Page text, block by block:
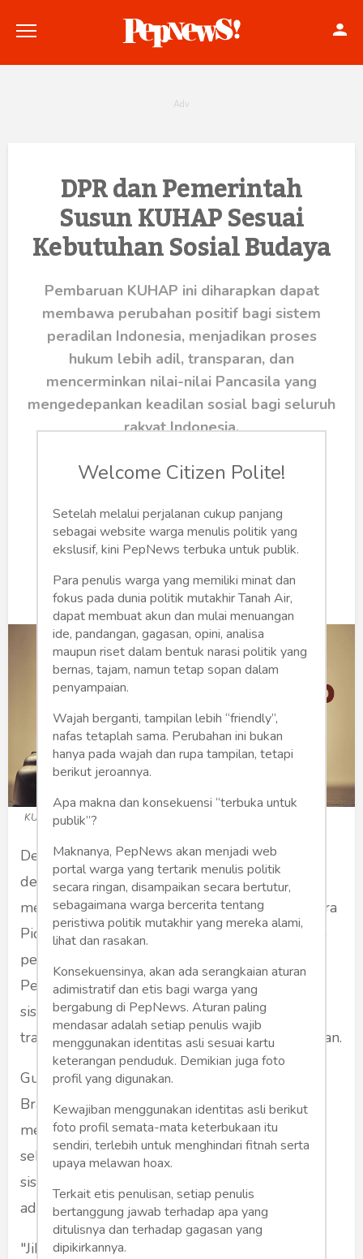
Politik
Konstitusi
Hankam
Internasional
Bisnis
Humaniora
Sketsa
Wisata
Wanita
DPR dan Pemerintah
Susun KUHAP Sesuai
Kebutuhan Sosial Budaya
Pembaruan KUHAP ini diharapkan dapat
membawa perubahan positif bagi sistem
peradilan Indonesia, menjadikan proses
hukum lebih adil, transparan, dan
mencerminkan nilai-nilai Pancasila yang
mengedepankan keadilan sosial bagi seluruh
rakyat Indonesia.
Kamis, 15 Mei 2025 | 22:54 WIB
0 99
KUHAP
Dewan Perwakilan Rakyat (DPR) bersama
dengan Pemerintah berkomitmen untuk
menyusun Kitab Undang-Undang Hukum Acara
Pidana (KUHAP) agar lebih responsif terhadap
perkembangan sosial dan budaya masyarakat.
Pembaruan ini bertujuan untuk menciptakan
sistem peradilan pidana yang lebih adil,
transparan, dan sesuai dengan kebutuhan zaman.
Guru Besar Fakultas Hukum Universitas
Brawijaya (UB) Prof Dr I Nyoman Nurjaya
mengatakan pentingnya pembaruan KUHAP
sebagai langkah strategis untuk menciptakan
sistem penegakan hukum yang bermartabat,
adil, dan berintegritas.
"Jika kita ingin penegakan hukum yang
Welcome Citizen Polite!
Setelah melalui perjalanan cukup panjang
sebagai website warga menulis politik yang
ekslusif, kini PepNews terbuka untuk publik.
Para penulis warga yang memiliki minat dan
fokus pada dunia politik mutakhir Tanah Air,
dapat membuat akun dan mulai menuangan
ide, pandangan, gagasan, opini, analisa
maupun riset dalam bentuk narasi politik yang
bernas, tajam, namun tetap sopan dalam
penyampaian.
Wajah berganti, tampilan lebih “friendly”,
nafas tetaplah sama. Perubahan ini bukan
hanya pada wajah dan rupa tampilan, tetapi
berikut jeroannya.
Apa makna dan konsekuensi “terbuka untuk
publik”?
Maknanya, PepNews akan menjadi web
portal warga yang tertarik menulis politik
secara ringan, disampaikan secara bertutur,
sebagaimana warga bercerita tentang
peristiwa politik mutakhir yang mereka alami,
lihat dan rasakan.
Konsekuensinya, akan ada serangkaian aturan
adimistratif dan etis bagi warga yang
bergabung di PepNews. Aturan paling
mendasar adalah setiap penulis wajib
menggunakan identitas asli sesuai kartu
keterangan penduduk. Demikian juga foto
profil yang digunakan.
Kewajiban menggunakan identitas asli berikut
foto profil semata-mata keterbukaan itu
sendiri, terlebih untuk menghindari fitnah serta
upaya melawan hoax.
Terkait etis penulisan, setiap penulis
bertanggung jawab terhadap apa yang
ditulisnya dan terhadap gagasan yang
dipikirkannya.